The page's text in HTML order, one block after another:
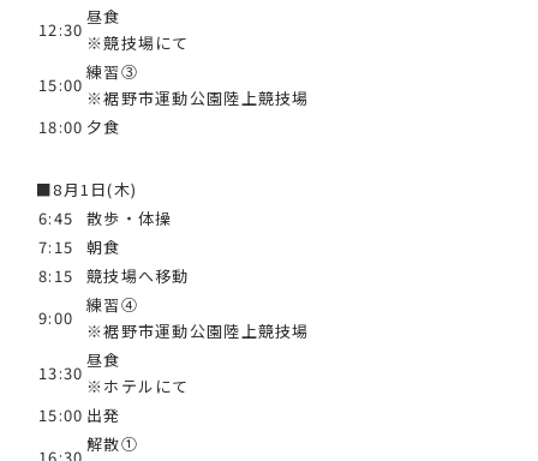
12:30
昼食
※競技場にて
15:00
練習③
※裾野市運動公園陸上競技場
18:00 夕食
■8月1日(木)
6:45
散歩・体操
7:15
朝食
8:15
競技場へ移動
9:00
練習④
※裾野市運動公園陸上競技場
13:30
昼食
※ホテルにて
15:00 出発
解散①